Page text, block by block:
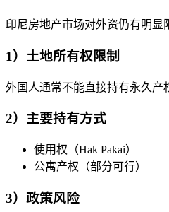
印尼房地产市场对外资仍有明显
1）土地所有权限制
外国人通常不能直接持有永久产
2）主要持有方式
使用权（Hak Pakai）
公寓产权（部分可行）
3）政策风险